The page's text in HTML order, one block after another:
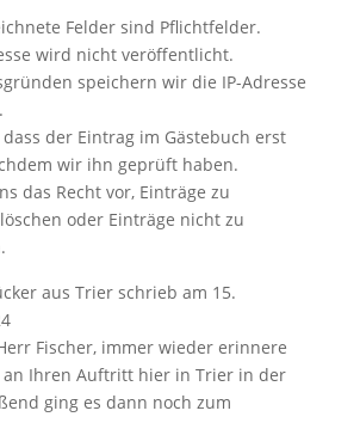
Felder sind Pflichtfelder.
wird nicht veröffentlicht.
speichern wir die IP-Adresse
dass der Eintrag im Gästebuch erst
wir ihn geprüft haben.
das Recht vor, Einträge zu
oder Einträge nicht zu
aus Trier schrieb am 15.
Fischer, immer wieder erinnere
an Ihren Auftritt hier in Trier in der
ging es dann noch zum